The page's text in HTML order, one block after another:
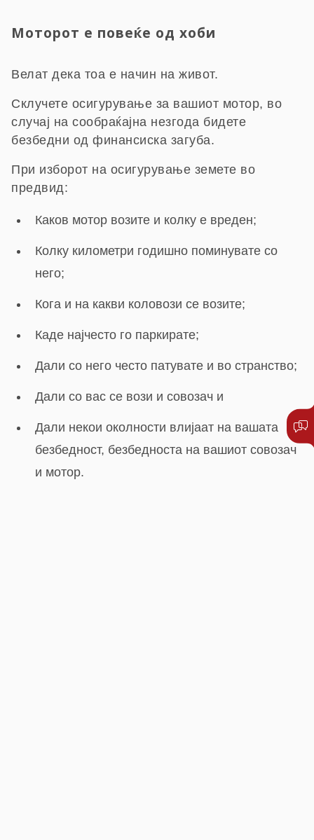
Моторот е повеќе од хоби
Велат дека тоа е начин на живот.
Склучете осигурување за вашиот мотор, во
случај на сообраќајна незгода бидете
безбедни од финансиска загуба.
При изборот на осигурување земете во
предвид:
Каков мотор возите и колку е вреден;
Колку километри годишно поминувате со
него;
Кога и на какви коловози се возите;
Каде најчесто го паркирате;
Дали со него често патувате и во странство;
Дали со вас се вози и совозач и
Дали некои околности влијаат на вашата
безбедност, безбедноста на вашиот совозач
и мотор.